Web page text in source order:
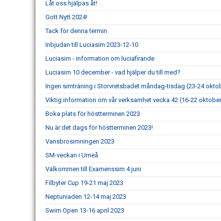
Låt oss hjälpas åt!
Gott Nytt 2024!
Tack för denna termin
Inbjudan till Luciasim 2023-12-10
Luciasim - information om luciafirande
Luciasim 10 december - vad hjälper du till med?
Ingen simträning i Storvretsbadet måndag-tisdag (23-24
Viktig information om vår verksamhet vecka 42 (16-22
Boka plats för höstterminen 2023
Nu är det dags för höstterminen 2023!
Vansbrosimningen 2023
SM-veckan i Umeå
Välkommen till Examenssim 4 juni
Filbyter Cup 19-21 maj 2023
Neptuniaden 12-14 maj 2023
Swim Open 13-16 april 2023